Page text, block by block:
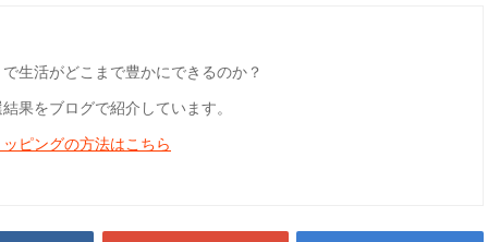
生活がどこまで豊かにできるのか？
果をブログで紹介しています。
ピングの方法はこちら